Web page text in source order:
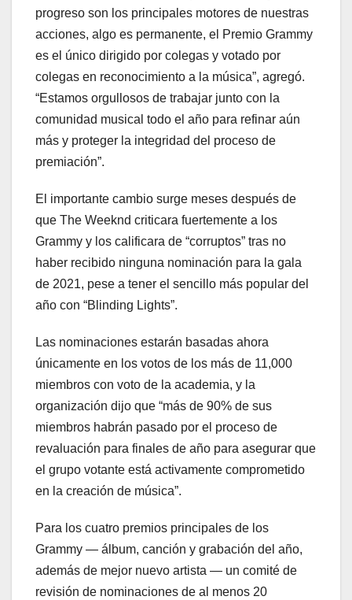
progreso son los principales motores de nuestras
acciones, algo es permanente, el Premio Grammy
es el único dirigido por colegas y votado por
colegas en reconocimiento a la música”, agregó.
“Estamos orgullosos de trabajar junto con la
comunidad musical todo el año para refinar aún
más y proteger la integridad del proceso de
premiación”.
El importante cambio surge meses después de
que The Weeknd criticara fuertemente a los
Grammy y los calificara de “corruptos” tras no
haber recibido ninguna nominación para la gala
de 2021, pese a tener el sencillo más popular del
año con “Blinding Lights”.
Las nominaciones estarán basadas ahora
únicamente en los votos de los más de 11,000
miembros con voto de la academia, y la
organización dijo que “más de 90% de sus
miembros habrán pasado por el proceso de
revaluación para finales de año para asegurar que
el grupo votante está activamente comprometido
en la creación de música”.
Para los cuatro premios principales de los
Grammy — álbum, canción y grabación del año,
además de mejor nuevo artista — un comité de
revisión de nominaciones de al menos 20